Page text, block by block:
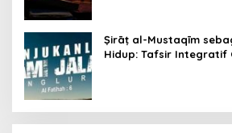
Ṣirāṭ al-Mustaqīm
Hidup: Tafsir Integratif